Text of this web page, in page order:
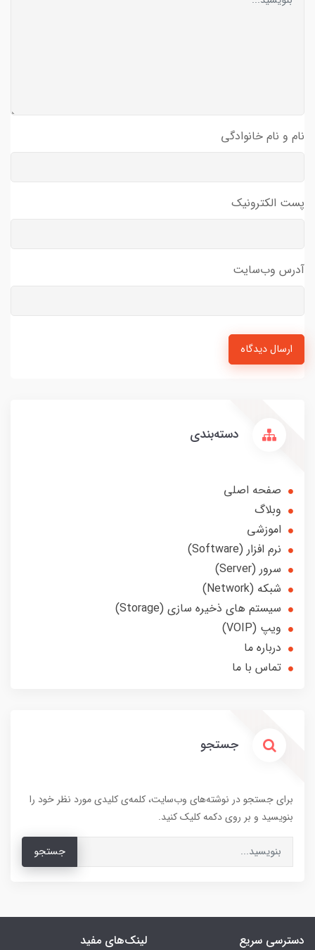
نام و نام خانوادگی
پست الکترونیک
آدرس وب‌سایت
ارسال دیدگاه
دسته‌بندی
صفحه اصلی
وبلاگ
اموزشی
نرم افزار (Software)
سرور (Server)
شبکه (Network)
سیستم های ذخیره سازی (Storage)
ویپ (VOIP)
درباره ما
تماس با ما
جستجو
برای جستجو در نوشته‌های وب‌سایت، کلمه‌ی کلیدی مورد نظر خود را
بنویسید و بر روی دکمه کلیک کنید.
جستجو
دسترسی سریع لینک‌های مفید